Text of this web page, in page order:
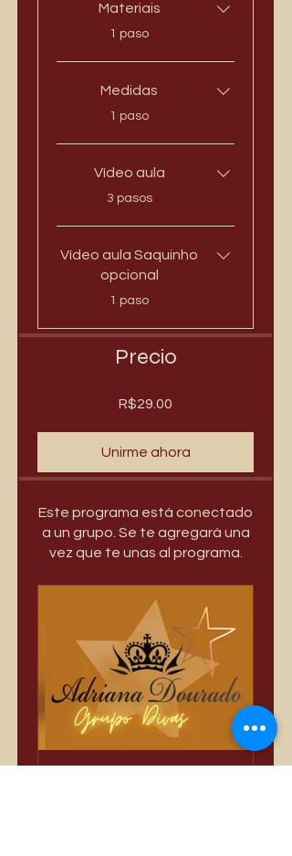
Materiais
.
1 paso
Medidas
.
1 paso
Vídeo aula
.
3 pasos
Vídeo aula Saquinho
opcional
.
1 paso
Precio
R$29.00
Unirme ahora
Este programa está conectado
a un grupo. Se te agregará una
vez que te unas al programa.